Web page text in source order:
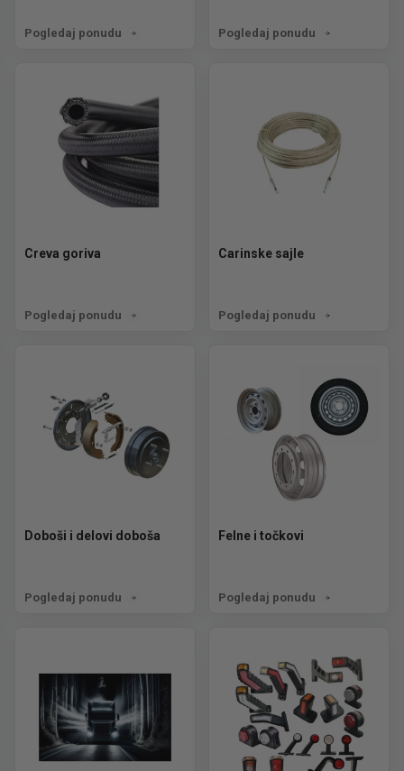
Pogledaj ponudu Pogledaj ponudu
Creva goriva
Pogledaj ponudu
Carinske sajle
Pogledaj ponudu
Doboši i delovi doboša
Pogledaj ponudu
Felne i točkovi
Pogledaj ponudu